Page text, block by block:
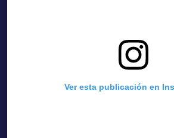
Ver esta publicación en